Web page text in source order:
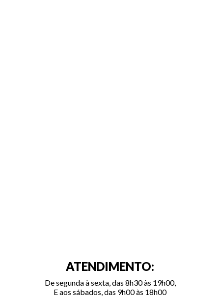
ATENDIMENTO:
De segunda à sexta, das 8h30 às 19h00,
E aos sábados, das 9h00 às 18h00